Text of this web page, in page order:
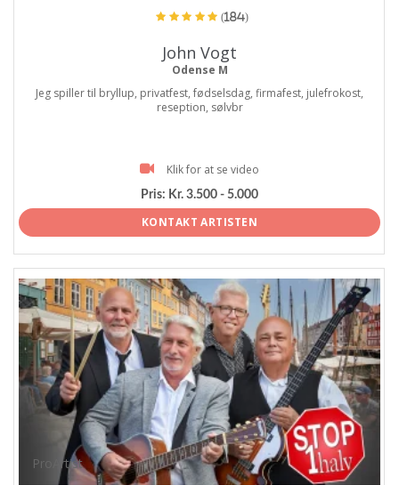
(184)
John Vogt
Odense M
Jeg spiller til bryllup, privatfest, fødselsdag, firmafest, julefrokost,
reseption, sølvbr
Klik for at se video
Pris: Kr. 3.500 - 5.000
KONTAKT ARTISTEN
ProArtist